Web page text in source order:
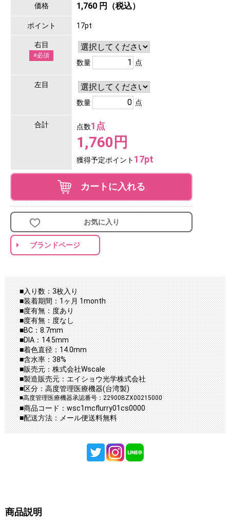
価格 1,760 円（税込）
ポイント 17pt
右目
※必須
数量 点
左目
数量 点
合計 点数1点
1,760円
獲得予定ポイント 17pt
カートに入れる
お気に入り
ブランドページ
■入り数：3枚入り
■装着期間：1ヶ月 1month
■度有無：度あり
■度有無：度なし
■BC：8.7mm
■DIA：14.5mm
■着色直径：14.0mm
■含水率：38%
■販売元：株式会社Wscale
■製造販売元：エイショウ光学株式会社
■区分：高度管理医療機器(台湾製)
■高度管理医療機器承認番号：22900BZX00215000
■商品コード：wsc1mcflurry01cs0000
■配送方法：メール便送料無料
商品説明